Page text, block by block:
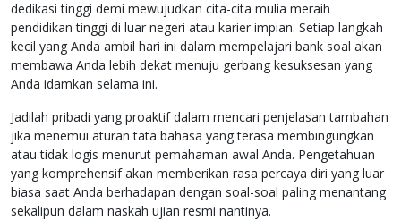
dedikasi tinggi demi mewujudkan cita-cita mulia meraih
pendidikan tinggi di luar negeri atau karier impian. Setiap langkah
kecil yang Anda ambil hari ini dalam mempelajari bank soal akan
membawa Anda lebih dekat menuju gerbang kesuksesan yang
Anda idamkan selama ini.
Jadilah pribadi yang proaktif dalam mencari penjelasan tambahan
jika menemui aturan tata bahasa yang terasa membingungkan
atau tidak logis menurut pemahaman awal Anda. Pengetahuan
yang komprehensif akan memberikan rasa percaya diri yang luar
biasa saat Anda berhadapan dengan soal-soal paling menantang
sekalipun dalam naskah ujian resmi nantinya.